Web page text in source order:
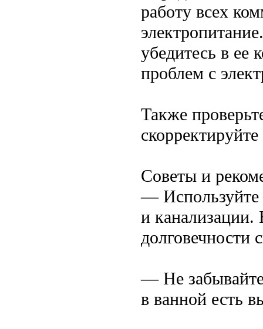
работу всех
убедитесь в ее
проблем с
Также
Советы и
— Используйте
и
долговечности
— Не
в ванной есть